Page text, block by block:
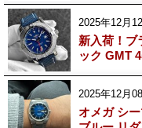
2025年12月
新入荷！ブ
ック GMT
2025年12月
オメガ シ